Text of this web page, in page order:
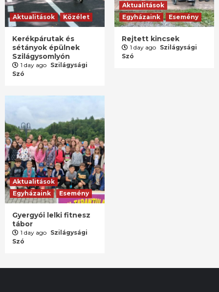
Aktualitások Közélet
Kerékpárutak és
sétányok épülnek
Szilágysomlyón
1 day ago Szilágysági
Szó
Aktualitások
Egyházaink
Esemény
Rejtett kincsek
1 day ago Szilágysági
Szó
Aktualitások
Egyházaink
Esemény
Gyergyói lelki fitnesz
tábor
1 day ago Szilágysági
Szó